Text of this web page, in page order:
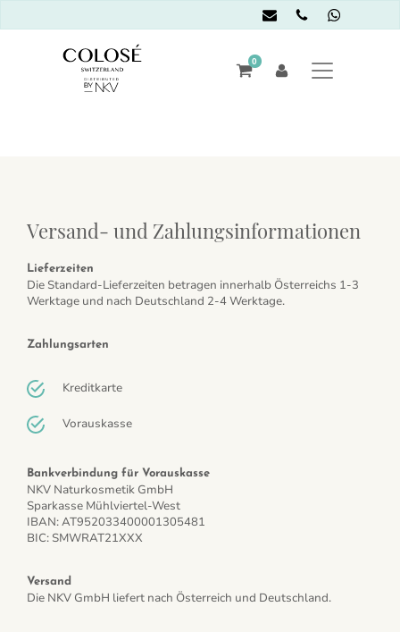
0
Versand- und Zahlungsinformationen
Lieferzeiten
Die Standard-Lieferzeiten betragen innerhalb Österreichs 1-3
Werktage und nach Deutschland 2-4 Werktage.
Zahlungsarten
Kreditkarte
Vorauskasse
Bankverbindung für Vorauskasse
NKV Naturkosmetik GmbH
Sparkasse Mühlviertel-West
IBAN: AT952033400001305481
BIC: SMWRAT21XXX
Versand
Die NKV GmbH liefert nach Österreich und Deutschland.